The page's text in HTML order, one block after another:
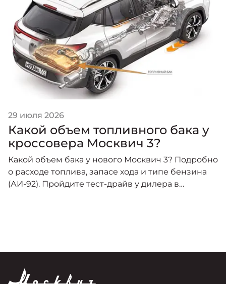
29 июля 2026
Какой объем топливного бака у
кроссовера Москвич 3?
Какой объем бака у нового Москвич 3? Подробно
о расходе топлива, запасе хода и типе бензина
(АИ-92). Пройдите тест-драйв у дилера в